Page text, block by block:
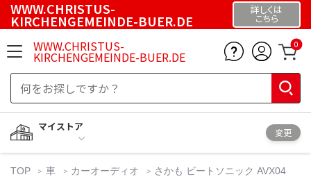
WWW.CHRISTUS-
KIRCHENGEMEINDE-BUER.DE
詳しくは
こちら
WWW.CHRISTUS-
KIRCHENGEMEINDE-BUER.DE
0
マイストア
変更
TOP 車 カーオーディオ
さかも ビートソニック AVX04